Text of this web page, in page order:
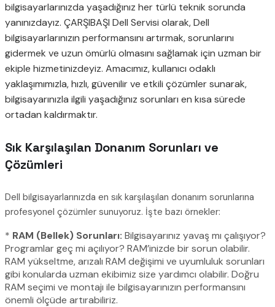
bilgisayarlarınızda yaşadığınız her türlü teknik sorunda
yanınızdayız. ÇARŞIBAŞI Dell Servisi olarak, Dell
bilgisayarlarınızın performansını artırmak, sorunlarını
gidermek ve uzun ömürlü olmasını sağlamak için uzman bir
ekiple hizmetinizdeyiz. Amacımız, kullanıcı odaklı
yaklaşımımızla, hızlı, güvenilir ve etkili çözümler sunarak,
bilgisayarınızla ilgili yaşadığınız sorunları en kısa sürede
ortadan kaldırmaktır.
Sık Karşılaşılan Donanım Sorunları ve
Çözümleri
Dell bilgisayarlarınızda en sık karşılaşılan donanım sorunlarına
profesyonel çözümler sunuyoruz. İşte bazı örnekler:
* RAM (Bellek) Sorunları: Bilgisayarınız yavaş mı çalışıyor?
Programlar geç mi açılıyor? RAM’inizde bir sorun olabilir.
RAM yükseltme, arızalı RAM değişimi ve uyumluluk sorunları
gibi konularda uzman ekibimiz size yardımcı olabilir. Doğru
RAM seçimi ve montajı ile bilgisayarınızın performansını
önemli ölçüde artırabiliriz.